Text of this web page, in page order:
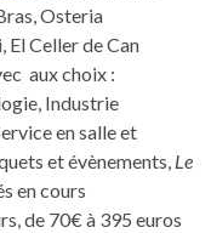
Osteria
El Celler de Can
aux choix :
Industrie
en salle et
et évènements, Le
en cours
de 70€ à 395 euros